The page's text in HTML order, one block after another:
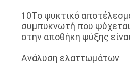
10Το ψυκτικό
συμπυκνωτή που
στην αποθήκη ψύξης
Ανάλυση ελαττωμάτων